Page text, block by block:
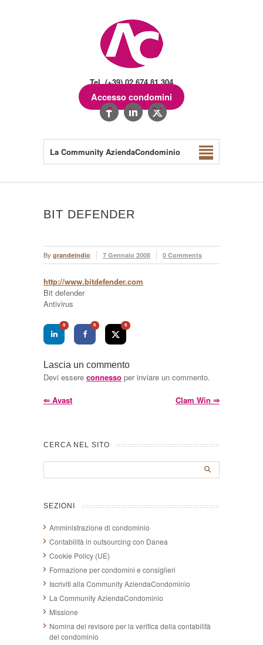
Tel. (+39) 02.674.81.304
Accesso condomini
La Community AziendaCondominio
BIT DEFENDER
By grandeindio 7 Gennaio 2008 0 Comments
http://www.bitdefender.com
Bit defender
Antivirus
0 0 0
Lascia un commento
Devi essere connesso per inviare un commento.
⇐ Avast Clam Win ⇒
CERCA NEL SITO
SEZIONI
Amministrazione di condominio
Contabilità in outsourcing con Danea
Cookie Policy (UE)
Formazione per condomini e consiglieri
Iscriviti alla Community AziendaCondominio
La Community AziendaCondominio
Missione
Nomina del revisore per la verifica della contabilità
del condominio